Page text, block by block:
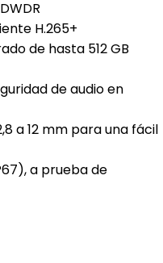
H.265+
de hasta 512 GB
de audio en
a 12 mm para una fácil
a prueba de